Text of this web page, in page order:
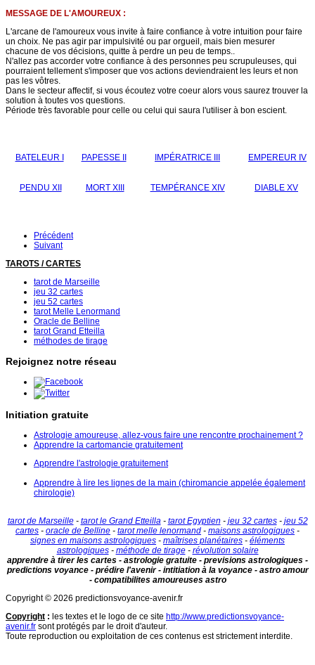
MESSAGE DE L'AMOUREUX :
L'arcane de l'amoureux vous invite à faire confiance à votre intuition pour faire
un choix. Ne pas agir par impulsivité ou par orgueil, mais bien mesurer
chacune de vos décisions, quitte à perdre un peu de temps..
N'allez pas accorder votre confiance à des personnes peu scrupuleuses, qui
pourraient tellement s'imposer que vos actions deviendraient les leurs et non
pas les vôtres.
Dans le secteur affectif, si vous écoutez votre coeur alors vous saurez trouver la
solution à toutes vos questions.
Période très favorable pour celle ou celui qui saura l'utiliser à bon escient.
BATELEUR I PAPESSE II IMPÉRATRICE III EMPEREUR IV
PENDU XII MORT XIII TEMPÉRANCE XIV DIABLE XV
Précédent
Suivant
TAROTS / CARTES
tarot de Marseille
jeu 32 cartes
jeu 52 cartes
tarot Melle Lenormand
Oracle de Belline
tarot Grand Etteilla
méthodes de tirage
Rejoignez notre réseau
Initiation gratuite
Astrologie amoureuse, allez-vous faire une rencontre prochainement ?
Apprendre la cartomancie gratuitement
Apprendre l'astrologie gratuitement
Apprendre à lire les lignes de la main (chiromancie appelée également
chirologie)
tarot de Marseille- tarot le Grand Etteilla- tarot Egyptien - jeu 32 cartes- jeu 52
cartes - oracle de Belline - tarot melle lenormand - maisons astrologiques -
signes en maisons astrologiques - maîtrises planétaires - éléments
astrologiques- méthode de tirage- révolution solaire
apprendre à tirer les cartes - astrologie gratuite - previsions astrologiques -
predictions voyance - prédire l'avenir - intitiation à la voyance - astro amour
- compatibilites amoureuses astro
Copyright © 2026 predictionsvoyance-avenir.fr
Copyright : les textes et le logo de ce site http://www.predictionsvoyance-
avenir.fr sont protégés par le droit d'auteur.
Toute reproduction ou exploitation de ces contenus est strictement interdite.